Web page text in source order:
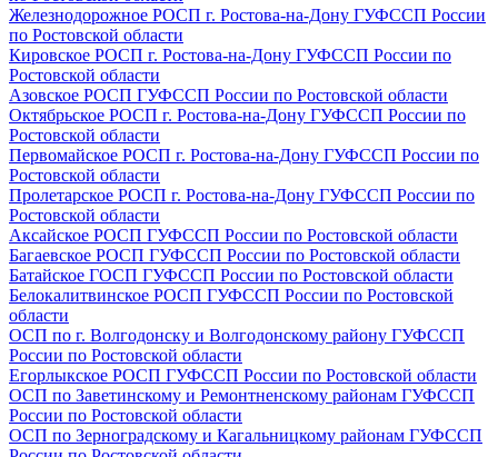
Железнодорожное РОСП г. Ростова-на-Дону ГУФССП России
по Ростовской области
Кировское РОСП г. Ростова-на-Дону ГУФССП России по
Ростовской области
Азовское РОСП ГУФССП России по Ростовской области
Октябрьское РОСП г. Ростова-на-Дону ГУФССП России по
Ростовской области
Первомайское РОСП г. Ростова-на-Дону ГУФССП России по
Ростовской области
Пролетарское РОСП г. Ростова-на-Дону ГУФССП России по
Ростовской области
Аксайское РОСП ГУФССП России по Ростовской области
Багаевское РОСП ГУФССП России по Ростовской области
Батайское ГОСП ГУФССП России по Ростовской области
Белокалитвинское РОСП ГУФССП России по Ростовской
области
ОСП по г. Волгодонску и Волгодонскому району ГУФССП
России по Ростовской области
Егорлыкское РОСП ГУФССП России по Ростовской области
ОСП по Заветинскому и Ремонтненскому районам ГУФССП
России по Ростовской области
ОСП по Зерноградскому и Кагальницкому районам ГУФССП